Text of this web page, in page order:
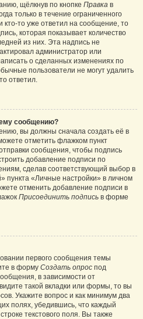
щёлкнув по кнопке Правка в
только в течение ограниченного
кто-то уже ответил на сообщение, то
которая показывает количество
из них. Эта надпись не
администратор или
о сделанных изменениях по
пользователи не могут удалить
ответил.
сообщению?
вы должны сначала создать её в
отметить флажком пункт
сообщения, чтобы подпись
добавление подписи по
сделав соответствующий выбор в
пункта «Личные настройки» в личном
отменить добавление подписи в
Присоединить подпись в форме
первого сообщения темы
в форму Создать опрос под
в зависимости от
такой вкладки или формы, то вы
Укажите вопрос и как минимум два
полях, убедившись, что каждый
текстового поля. Вы также